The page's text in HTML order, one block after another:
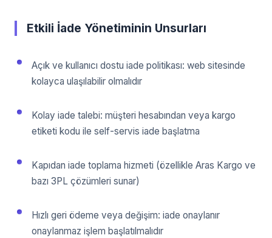
Etkili İade Yönetiminin Unsurları
Açık ve kullanıcı dostu iade politikası: web sitesinde
kolayca ulaşılabilir olmalıdır
Kolay iade talebi: müşteri hesabından veya kargo
etiketi kodu ile self-servis iade başlatma
Kapıdan iade toplama hizmeti (özellikle Aras Kargo ve
bazı 3PL çözümleri sunar)
Hızlı geri ödeme veya değişim: iade onaylanır
onaylanmaz işlem başlatılmalıdır